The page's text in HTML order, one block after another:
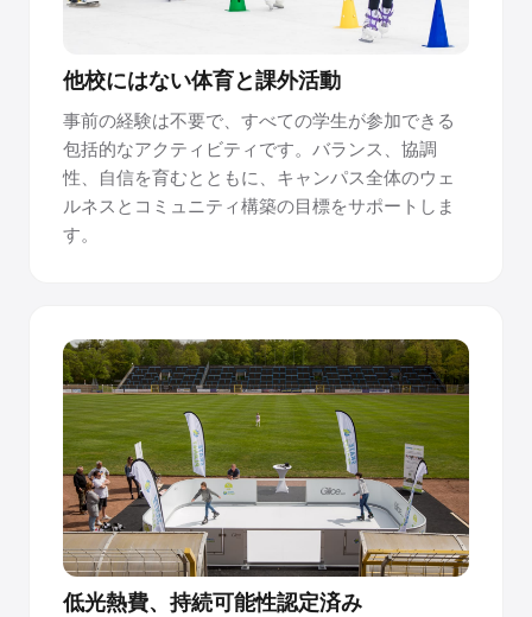
どこにでも設置でき、許可は不要です。
パネルはコンクリート、アスファルト、スポーツフローリ
ング、またはイベントフローリングの上に直接敷設されま
す。固定、穴あけ、建設許可は不要です。Premiumパネル
は片面で10年以上持ち、リバーシブルです。
リンクマネージャー認定で簡単に管理できます。
合成氷の仕組みについて質問がありますか？私たちの
チームにご相談ください →
他校にはない体育と課外活動
事前の経験は不要で、すべての学生が参加できる
包括的なアクティビティです。バランス、協調
性、自信を育むとともに、キャンパス全体のウェ
ルネスとコミュニティ構築の目標をサポートしま
す。
低光熱費、持続可能性認定済み